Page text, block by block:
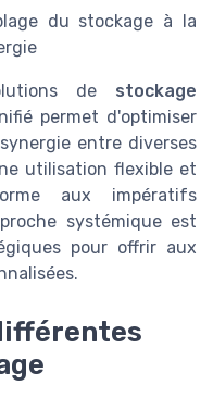
du stockage à la
de stockage
permet d'optimiser
entre diverses
utilisation flexible et
aux impératifs
systémique est
pour offrir aux